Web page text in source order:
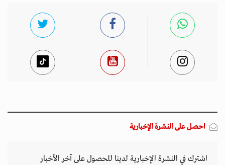
احصل على النشرة الإخبارية
اشترك في النشرة الإخبارية لدينا للحصول على آخر الأخبار